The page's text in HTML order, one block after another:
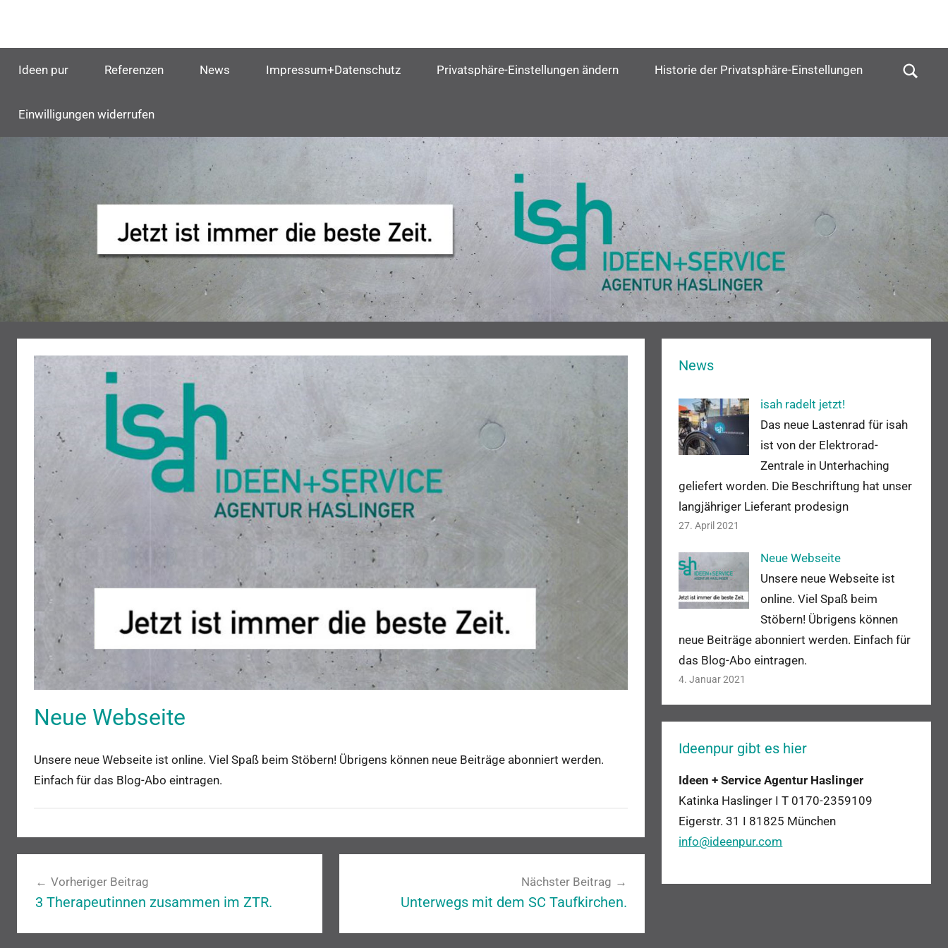
springen
Ideen
+
Service
Agentur
Haslinger
unkomplizierte
Werbeagentur
München
Ideen pur Referenzen News Impressum+Datenschutz Privatsphäre-Einstellungen ändern Historie der Privatsphäre-Einstellungen
Einwilligungen widerrufen
Neue Webseite
Unsere neue Webseite ist online. Viel Spaß beim Stöbern! Übrigens können neue Beiträge abonniert werden.
Einfach für das Blog-Abo eintragen.
a
h
Vorheriger Beitrag
3 Therapeutinnen zusammen im ZTR.
Nächster Beitrag
Unterwegs mit dem SC Taufkirchen.
News
isah radelt jetzt!
Das neue Lastenrad für isah
ist von der Elektrorad-
Zentrale in Unterhaching
geliefert worden. Die Beschriftung hat unser
langjähriger Lieferant prodesign
27. April 2021
Neue Webseite
Unsere neue Webseite ist
online. Viel Spaß beim
Stöbern! Übrigens können
neue Beiträge abonniert werden. Einfach für
das Blog-Abo eintragen.
4. Januar 2021
Ideenpur gibt es hier
Ideen + Service Agentur Haslinger
Katinka Haslinger I T 0170-2359109
Eigerstr. 31 I 81825 München
info@ideenpur.com